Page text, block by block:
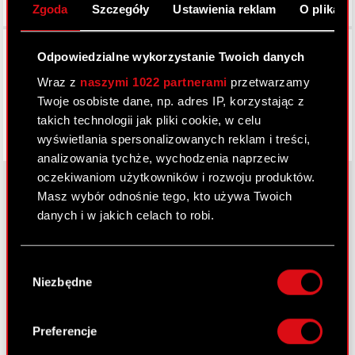
Zgoda Szczegóły Ustawienia reklam O
Odpowiedzialne wykorzystanie Twoich danych
Wraz z naszymi 1022 partnerami przetwarzamy
Twoje osobiste dane, np. adres IP, korzystając z
takich technologii jak pliki cookie, w celu
wyświetlania spersonalizowanych reklam i treści,
analizowania tychże, wychodzenia naprzeciw
oczekiwaniom użytkowników i rozwoju produktów.
Masz wybór odnośnie tego, kto używa Twoich
danych i w jakich celach to robi.
Gromadzić dane dotyczące Twojej
lokalizacji geograficznej z dokładnością nawet
Identyfikować Twoje urządzenie, aktywnie
analizując charakteryzującego je zbiory
zgody
Niezbędne
Preferencje
O CD PROJEKT
Nasz biznes